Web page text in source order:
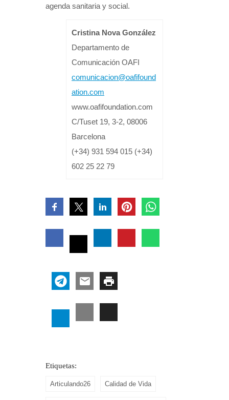
agenda sanitaria y social.
Cristina Nova González
Departamento de
Comunicación OAFI
comunicacion@oafifound
ation.com
www.oafifoundation.com
C/Tuset 19, 3-2, 08006
Barcelona
(+34) 931 594 015 (+34)
602 25 22 79
Etiquetas:
Articulando26 Calidad de Vida